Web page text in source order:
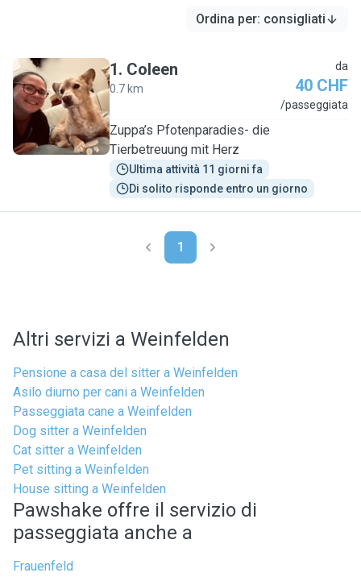
Ordina per: consigliati
C
1. Coleen
0.7 km
da
40 CHF
/passeggiata
Zuppa’s Pfotenparadies- die
Tierbetreuung mit Herz
Ultima attività 11 giorni fa
Di solito risponde entro un giorno
1
Altri servizi a Weinfelden
Pensione a casa del sitter a Weinfelden
Asilo diurno per cani a Weinfelden
Passeggiata cane a Weinfelden
Dog sitter a Weinfelden
Cat sitter a Weinfelden
Pet sitting a Weinfelden
House sitting a Weinfelden
Pawshake offre il servizio di
passeggiata anche a
Frauenfeld